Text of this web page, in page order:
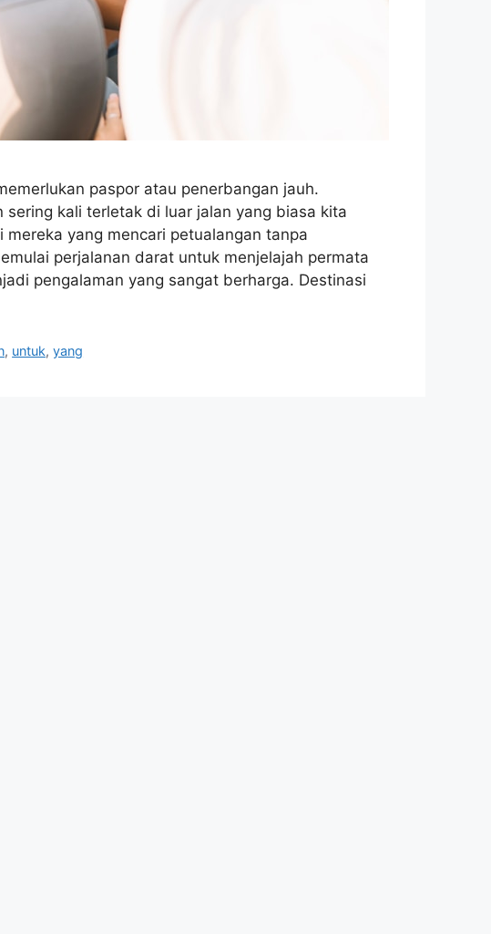
paspor atau penerbangan jauh.
kali terletak di luar jalan yang biasa kita
yang mencari petualangan tanpa
perjalanan darat untuk menjelajah permata
pengalaman yang sangat berharga. Destinasi
, untuk,yang